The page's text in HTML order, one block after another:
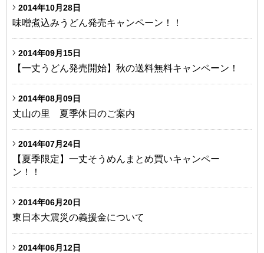
2014年10月28日
味噌煮込みうどん発売キャンペーン！！
2014年09月15日
【一丈うどん発売開始】秋の送料無料キャンペーン！
2014年08月09日
丈山の里 夏季休日のご案内
2014年07月24日
【夏季限定】一丈そうめんまとめ買いキャンペー
ン！！
2014年06月20日
東日本大震災の義援金について
2014年06月12日